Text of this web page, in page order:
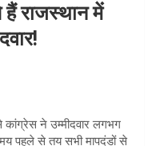
राजस्थान में
कांग्रेस ने उम्मीदवार लगभग
पहले से तय सभी मापदंडों से